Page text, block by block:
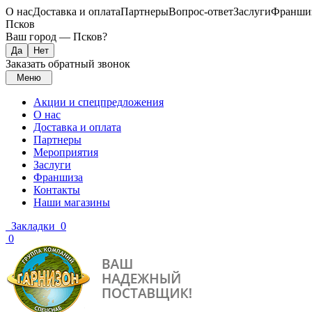
О насДоставка и оплатаПартнерыВопрос-ответЗаслуги
Псков
Ваш город — Псков?
Заказать обратный звонок
Меню
Акции и спецпредложения
О нас
Доставка и оплата
Партнеры
Мероприятия
Заслуги
Франшиза
Контакты
Наши магазины
Закладки 0
0